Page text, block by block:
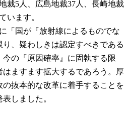
裁5人、広島地裁37人、長崎地裁
います。
「国が『放射線によるものでな
、疑わしきは認定すべきである
の『原因確率』に固執する限
はますます拡大するであろう。厚
抜本的な改革に着手することを
しました。